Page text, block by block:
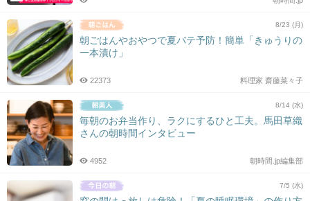
8/23 (月)
朝ごはんやおやつで夏バテ予防！簡単「きゅうりの
一本漬け」
料理家 齋藤菜々子
22373
8/14 (水)
毎朝のお弁当作り、ラクにするひと工夫。馬田草織
さんの朝時間インタビュー
朝時間.jp編集部
4952
7/5 (水)